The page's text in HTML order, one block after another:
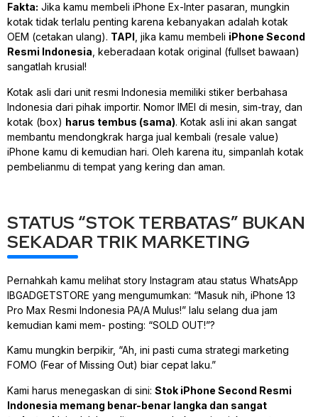
Fakta: Jika kamu membeli iPhone Ex-Inter pasaran, mungkin
kotak tidak terlalu penting karena kebanyakan adalah kotak
OEM (cetakan ulang). TAPI , jika kamu membeli iPhone Second
Resmi Indonesia , keberadaan kotak original (fullset bawaan)
sangatlah krusial!
Kotak asli dari unit resmi Indonesia memiliki stiker berbahasa
Indonesia dari pihak importir. Nomor IMEI di mesin, sim-tray, dan
kotak (box) harus tembus (sama). Kotak asli ini akan sangat
membantu mendongkrak harga jual kembali (resale value)
iPhone kamu di kemudian hari. Oleh karena itu, simpanlah kotak
pembelianmu di tempat yang kering dan aman.
STATUS “STOK TERBATAS” BUKAN
SEKADAR TRIK MARKETING
Pernahkah kamu melihat story Instagram atau status WhatsApp
IBGADGETSTORE yang mengumumkan: “Masuk nih, iPhone 13
Pro Max Resmi Indonesia PA/A Mulus!” lalu selang dua jam
kemudian kami mem- posting: “SOLD OUT!”?
Kamu mungkin berpikir, “Ah, ini pasti cuma strategi marketing
FOMO (Fear of Missing Out) biar cepat laku.”
Kami harus menegaskan di sini: Stok iPhone Second Resmi
Indonesia memang benar-benar langka dan sangat